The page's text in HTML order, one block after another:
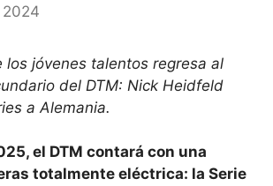
los jóvenes talentos regresa al
del DTM: Nick Heidfeld
a Alemania.
el DTM contará con una
totalmente eléctrica: la Serie